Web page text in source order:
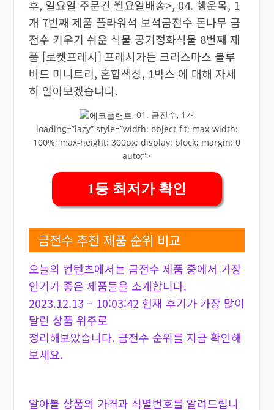
후, 일요일 주문건 월요일배송>, 04. 행운목, 1
개 7번째 제품 플라워석 보석금전수 돈나무 금
전수 키우기 쉬운 식물 공기정화식물 8번째 제
품 [로켓프레시] 프레시가든 크리스마스 블루
버드 미니트리, 혼합색상, 1박스 에 대해 자세
히 알아보겠습니다.
, 01. 금전수, 1개
loading=”lazy” style=”width: object-fit; max-width:
100%; max-height: 300px; display: block; margin: 0
auto;”>
1등 최저가 확인
금전수 추천 제품 순위 비교
오늘의 컨텐츠에서는 금전수 제품 중에서 가장
인기가 좋은 제품들을 소개합니다.
2023.12.13 – 10:03:42 현재 후기가 가장 많이
달린 상품 위주로
정리해보았습니다. 금전수 순위를 지금 확인해
보세요.
알아볼 상품의 가격과 식별번호를 알려드립니